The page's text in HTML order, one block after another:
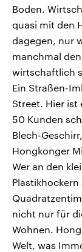
Boden.
quasi mit den
dagegen, nur
manchmal
wirtschaftlich
Ein Straßen-
Street. Hier ist
50 Kunden
Blech-
Hongkonger
Wer an den
nicht nur für
Wohnen.
Welt, was